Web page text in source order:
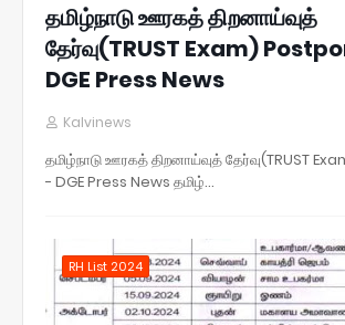
தமிழ்நாடு ஊரகத் திறனாய்வுத்
தேர்வு(TRUST Exam)
DGE Press News
Kalvinews
தமிழ்நாடு ஊரகத் திறனாய்வுத் தேர்வு(TRUST
- DGE Press News தமிழ்…
RH List 2024